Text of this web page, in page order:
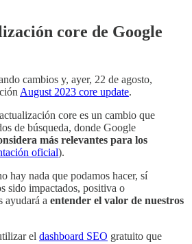
core de Google
cambios y, ayer, 22 de agosto,
August 2023 core update.
core es un cambio que
de búsqueda, donde Google
más relevantes para los
oficial).
hay nada que podamos hacer, sí
sido impactados, positiva o
ayudará a entender el valor de nuestros
el dashboard SEO gratuito que